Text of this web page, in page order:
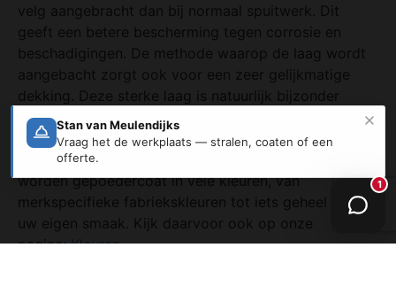
velg aangebracht dan bij normaal spuitwerk. Dit
geeft een betere bescherming tegen corrosie en
beschadigingen. De methode waarop de laag wordt
aangebacht zorgt ook voor een zeer gelijkmatige
dekking. Deze sterke laag is natuurlijk bijzonder
geschikt voor vrachtwagenvelgen en tractorvelgen,
maar bied ook uitstekende bescherming voor uw
auto-, motor- of scootervelgen. Uw velgen kunnen
worden gepoedercoat in vele kleuren, van
merkspecifieke fabriekskleuren tot iets geheel naar
uw eigen smaak. Kijk daarvoor ook op onze
pagina:Kleuren.